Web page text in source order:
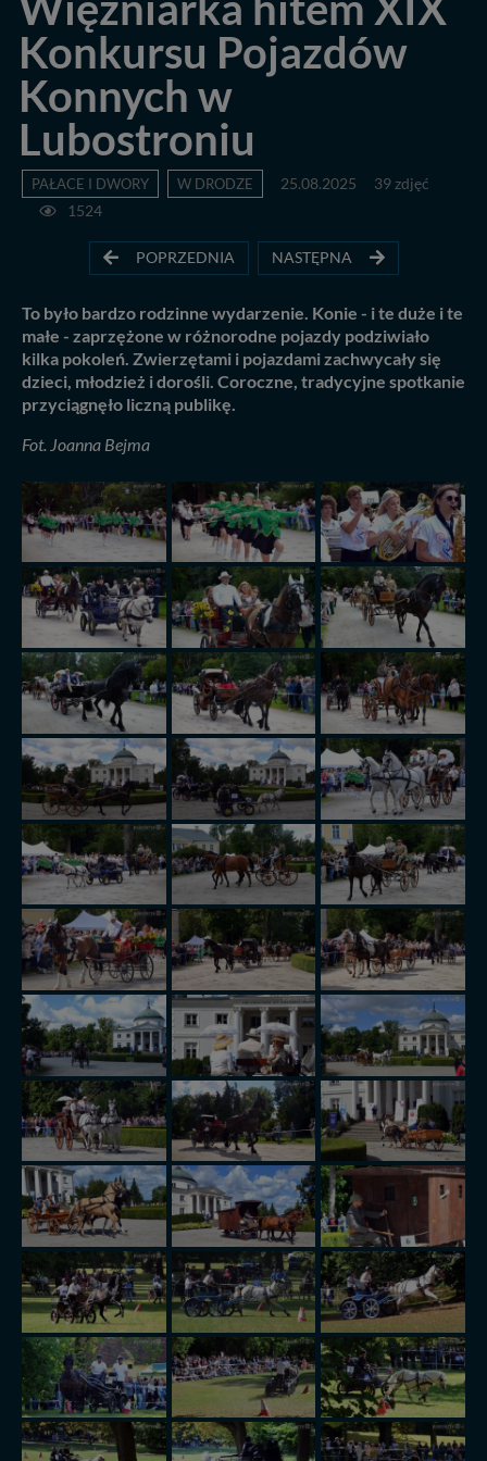
Konkursu Pojazdów
Konnych w
Lubostroniu
PAŁACE I DWORY W DRODZE 25.08.2025
39 zdjęć
1524
POPRZEDNIA NASTĘPNA
To było bardzo rodzinne wydarzenie. Konie - i te duże i te
małe - zaprzężone w różnorodne pojazdy podziwiało
kilka pokoleń. Zwierzętami i pojazdami zachwycały się
dzieci, młodzież i dorośli. Coroczne, tradycyjne spotkanie
przyciągnęło liczną publikę.
Fot. Joanna Bejma